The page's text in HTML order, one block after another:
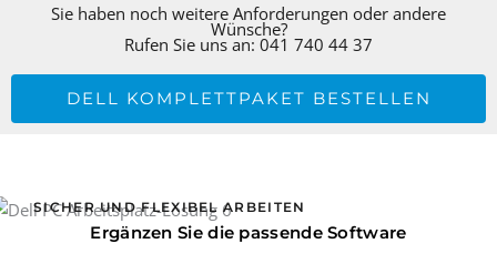
Sie haben noch weitere Anforderungen oder andere
Wünsche?
Rufen Sie uns an: 041 740 44 37
DELL KOMPLETTPAKET BESTELLEN
SICHER UND FLEXIBEL ARBEITEN
Ergänzen Sie die passende Software